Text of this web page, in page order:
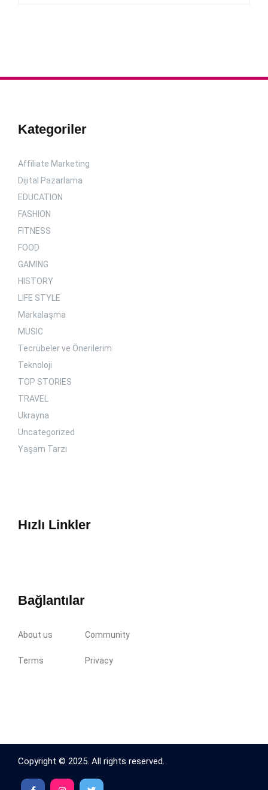
Kategoriler
Affiliate Marketing
Dijital Pazarlama
EDUCATION
FASHION
FITNESS
FOOD
GAMING
HISTORY
LIFE STYLE
Markalaşma
MUSIC
Tecrübeler ve Önerilerim
Teknoloji
TOP STORIES
TRAVEL
Ukrayna
Uncategorized
Yaşam Tarzı
Hızlı Linkler
Bağlantılar
About us Community
Terms Privacy
Copyright © 2025. All rights reserved.